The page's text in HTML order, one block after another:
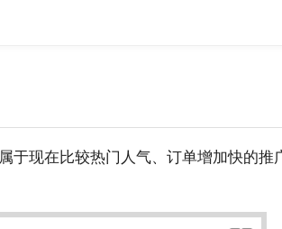
现在比较热门人气、订单增加快的